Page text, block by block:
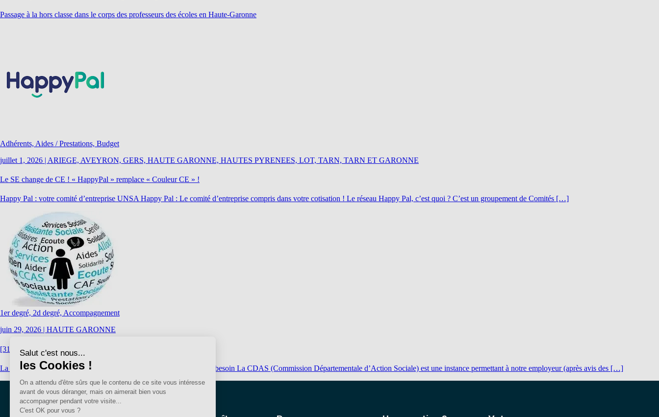
Passage à la hors classe dans le corps des professeurs des écoles en Haute-Garonne
Adhérents, Aides / Prestations, Budget
juillet 1, 2026 | ARIEGE, AVEYRON, GERS, HAUTE GARONNE, HAUTES PYRENEES, LOT, TARN, TARN ET GARONNE
Le SE change de CE ! « HappyPal » remplace « Couleur CE » !
Happy Pal : votre comité d’entreprise UNSA Happy Pal : Le comité d’entreprise compris dans votre cotisation ! Le réseau Happy Pal, c’est quoi ? C’est un groupement de Comités […]
1er degré, 2d degré, Accompagnement
juin 29, 2026 | HAUTE GARONNE
[31] La CDAS en Haute-Garonne
La CDAS, c’est quoi ? Une instance au service des collègues dans le besoin La CDAS (Commission Départementale d’Action Sociale) est une instance permettant à notre employeur (après avis des […]